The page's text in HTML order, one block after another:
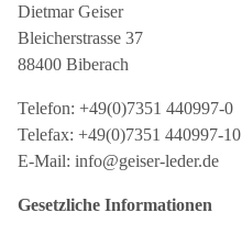
Dietmar Geiser
Bleicherstrasse 37
88400 Biberach
Telefon: +49(0)7351 440997-0
Telefax: +49(0)7351 440997-10
E-Mail: info@geiser-leder.de
Gesetzliche Informationen